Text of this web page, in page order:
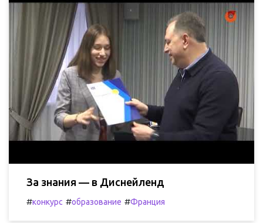
За знания — в Диснейленд
#конкурс #образование #Франция